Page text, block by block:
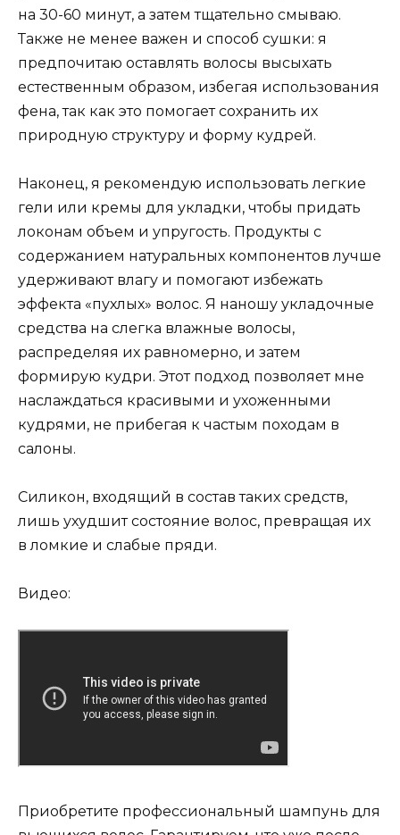
на 30-60 минут, а затем тщательно смываю.
Также не менее важен и способ сушки: я
предпочитаю оставлять волосы высыхать
естественным образом, избегая использования
фена, так как это помогает сохранить их
природную структуру и форму кудрей.
Наконец, я рекомендую использовать легкие
гели или кремы для укладки, чтобы придать
локонам объем и упругость. Продукты с
содержанием натуральных компонентов лучше
удерживают влагу и помогают избежать
эффекта «пухлых» волос. Я наношу укладочные
средства на слегка влажные волосы,
распределяя их равномерно, и затем
формирую кудри. Этот подход позволяет мне
наслаждаться красивыми и ухоженными
кудрями, не прибегая к частым походам в
салоны.
Силикон, входящий в состав таких средств,
лишь ухудшит состояние волос, превращая их
в ломкие и слабые пряди.
Видео:
Приобретите профессиональный шампунь для